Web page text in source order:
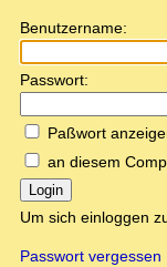
Benutzername:
Passwort:
Paßwort
an diesem
Login
Um sich einloggen
Passwort vergessen